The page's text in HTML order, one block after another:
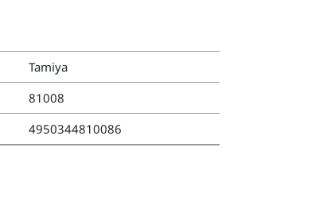
Tamiya
81008
4950344810086